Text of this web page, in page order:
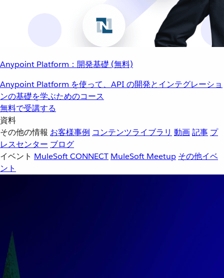
Anypoint Platform：開発基礎 (無料)
Anypoint Platform を使って、API の開発とインテグレーショ
ンの基礎を学ぶためのコース
無料で受講する
資料
その他の情報 お客様事例 コンテンツライブラリ 動画記事 プ
レスセンター ブログ
イベント MuleSoft CONNECT MuleSoft Meetup その他イベ
ント